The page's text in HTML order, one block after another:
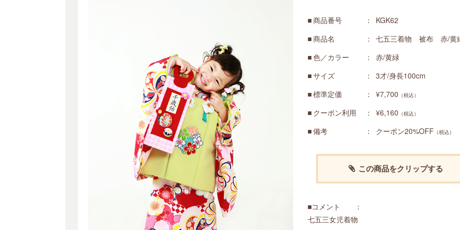
商品番号
KGK62
商品名
七五三着物 被布 赤/黄
色／カラー
赤/黄緑
サイズ
3才/身長100cm
標準定価
¥7,700 （税込）
クーポン利用 ¥6,160 （税込）
備考 クーポン20%OFF （税込）
この商品をクリップする
■コメント ：
七五三女児着物